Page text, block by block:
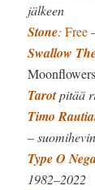
jälkeen
Stone:Free
Swallow
Tarotpitää
Timo
–
Type O
1982–2022